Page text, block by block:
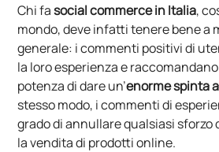
Chi fasocial commerce in Italia,
mondo, deve infatti tenere bene a
generale: i commenti positivi di
la loro esperienza e
potenza di dare un’enorme spinta
stesso modo, i commenti di
grado di annullare qualsiasi sforzo
la vendita di prodotti online.